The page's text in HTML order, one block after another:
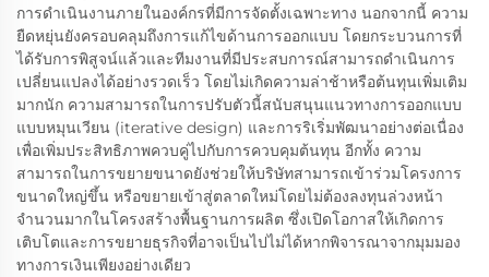
การดำเนินงานภายในองค์กรที่มีการจัดตั้งเฉพาะทาง นอกจากนี้ ความ
ยืดหยุ่นยังครอบคลุมถึงการแก้ไขด้านการออกแบบ โดยกระบวนการที่
ได้รับการพิสูจน์แล้วและทีมงานที่มีประสบการณ์สามารถดำเนินการ
เปลี่ยนแปลงได้อย่างรวดเร็ว โดยไม่เกิดความล่าช้าหรือต้นทุนเพิ่มเติม
มากนัก ความสามารถในการปรับตัวนี้สนับสนุนแนวทางการออกแบบ
แบบหมุนเวียน (iterative design) และการริเริ่มพัฒนาอย่างต่อเนื่อง
เพื่อเพิ่มประสิทธิภาพควบคู่ไปกับการควบคุมต้นทุน อีกทั้ง ความ
สามารถในการขยายขนาดยังช่วยให้บริษัทสามารถเข้าร่วมโครงการ
ขนาดใหญ่ขึ้น หรือขยายเข้าสู่ตลาดใหม่โดยไม่ต้องลงทุนล่วงหน้า
จำนวนมากในโครงสร้างพื้นฐานการผลิต ซึ่งเปิดโอกาสให้เกิดการ
เติบโตและการขยายธุรกิจที่อาจเป็นไปไม่ได้หากพิจารณาจากมุมมอง
ทางการเงินเพียงอย่างเดียว